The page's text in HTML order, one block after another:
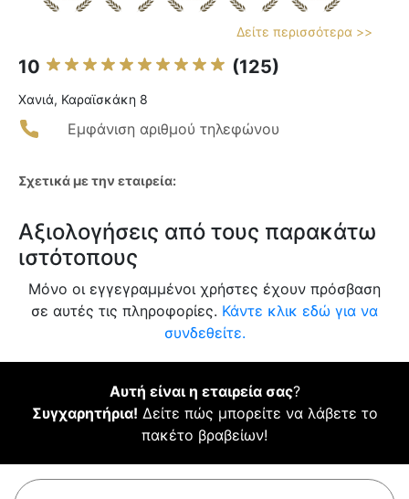
Δείτε περισσότερα >>
10 (125)
Χανιά, Καραϊσκάκη 8
Εμφάνιση αριθμού τηλεφώνου
Σχετικά με την εταιρεία:
Αξιολογήσεις από τους παρακάτω
ιστότοπους
Μόνο οι εγγεγραμμένοι χρήστες έχουν πρόσβαση
σε αυτές τις πληροφορίες. Κάντε κλικ εδώ για να
συνδεθείτε.
Αυτή είναι η εταιρεία σας?
Συγχαρητήρια! Δείτε πώς μπορείτε να λάβετε το
πακέτο βραβείων!